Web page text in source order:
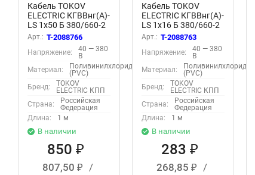
Кабель TOKOV
ELECTRIC КГВВнг(А)-
LS 1х50 Б 380/660-2
(м) 10760
Арт.: T-2088766
Напряжение:
40 — 380
В
Материал:
Поливинилхлорид
(PVC)
Бренд:
TOKOV
ELECTRIC КПП
Страна:
Российская
Федерация
Длина:
1 м
В наличии
850 ₽
807,50 ₽
/
Кабель TOKOV
ELECTRIC КГВВнг(А)-
LS 1х16 Б 380/660-2
(м) 10757
Арт.: T-2088763
Напряжение:
40 — 380
В
Материал:
Поливинилхлорид
(PVC)
Бренд:
TOKOV
ELECTRIC КПП
Страна:
Российская
Федерация
Длина:
1 м
В наличии
283 ₽
268,85 ₽
/